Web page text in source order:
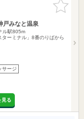
りに追加
戸みなと温泉
ル駅805m
ターミナル」8番のりばから
サージ
見る